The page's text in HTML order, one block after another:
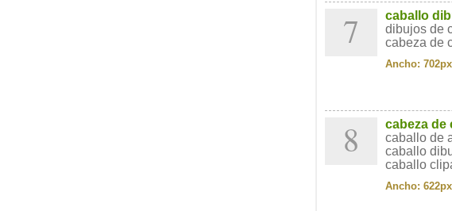
7
caballo
dibujos de
cabeza de
Ancho:
8
cabeza de
caballo de
caballo
caballo
Ancho: